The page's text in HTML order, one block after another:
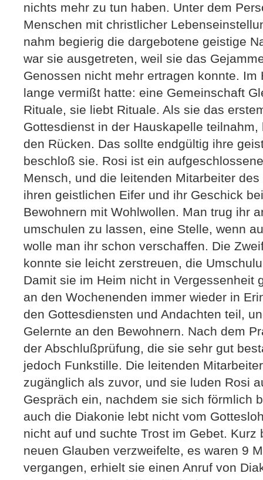
nichts mehr zu tun haben. Unter dem
Menschen mit christlicher
nahm begierig die dargebotene geistige
war sie ausgetreten, weil sie das
Genossen nicht mehr ertragen konnte. Im
lange vermißt hatte: eine Gemeinschaft
Rituale, sie liebt Rituale. Als sie das
Gottesdienst in der Hauskapelle
den Rücken. Das sollte endgültig ihre
beschloß sie. Rosi ist ein
Mensch, und die leitenden Mitarbeiter
ihren geistlichen Eifer und ihr Geschick
Bewohnern mit Wohlwollen. Man trug ihr
umschulen zu lassen, eine Stelle, wenn
wolle man ihr schon verschaffen. Die
konnte sie leicht zerstreuen, die
Damit sie im Heim nicht in Vergessenheit
an den Wochenenden immer wieder in
den Gottesdiensten und Andachten teil,
Gelernte an den Bewohnern. Nach dem
der Abschlußprüfung, die sie sehr gut
jedoch Funkstille. Die leitenden
zugänglich als zuvor, und sie luden Rosi
Gespräch ein, nachdem sie sich förmlich
auch die Diakonie lebt nicht vom
nicht auf und suchte Trost im Gebet. Kurz
neuen Glauben verzweifelte, es waren 9
vergangen, erhielt sie einen Anruf von